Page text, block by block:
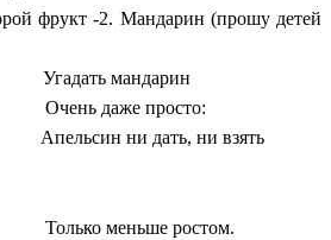
фрукт -2. Мандарин (прошу детей
Угадать мандарин
просто:
ни дать, ни взять
ростом.